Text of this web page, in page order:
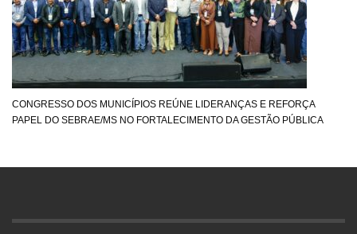
CONGRESSO DOS MUNICÍPIOS REÚNE LIDERANÇAS E REFORÇA
PAPEL DO SEBRAE/MS NO FORTALECIMENTO DA GESTÃO PÚBLICA